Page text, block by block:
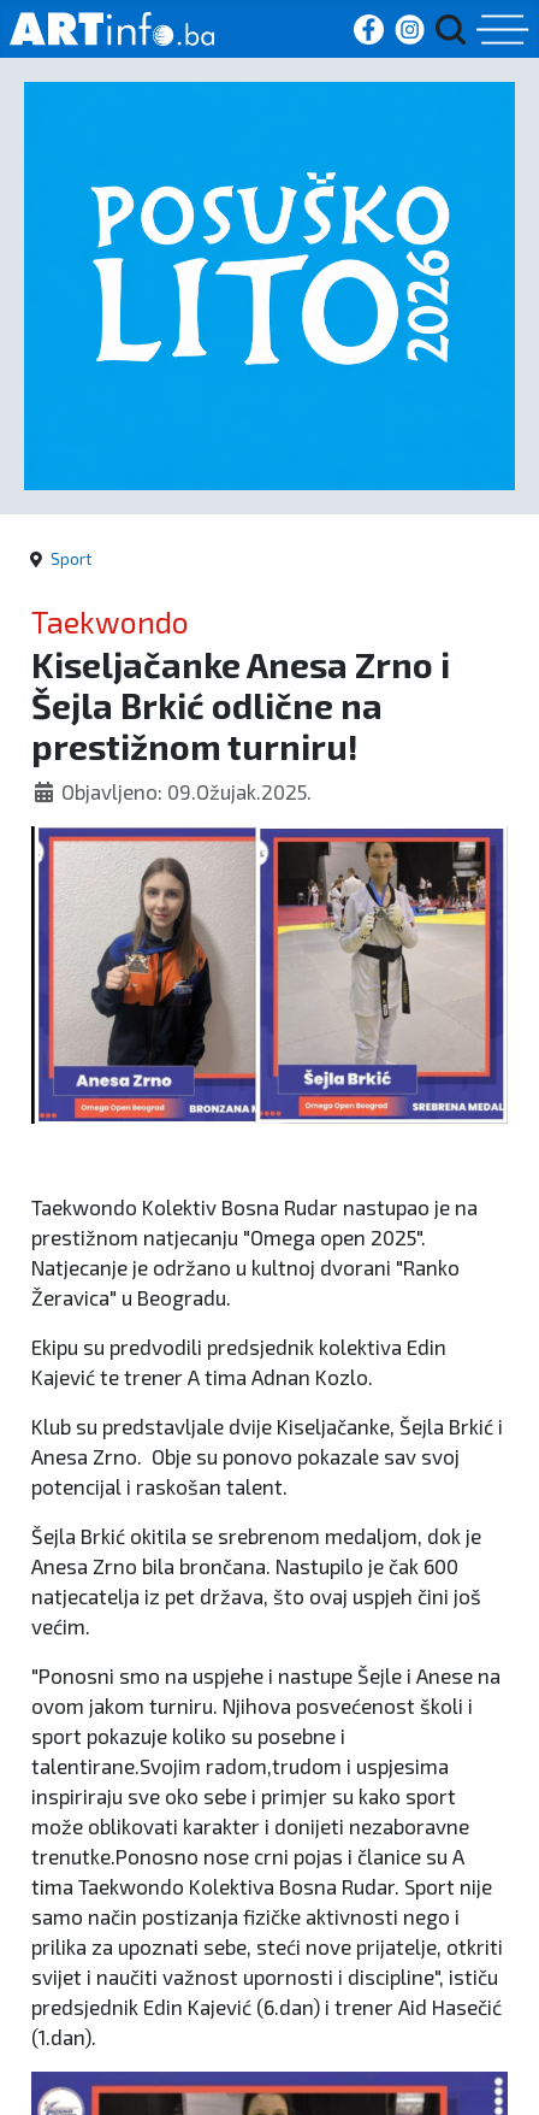
Sport
Kultura
Crna
Sport
Taekwondo
Kiseljačanke Anesa Zrno i
Šejla Brkić odlične na
prestižnom turniru!
Objavljeno: 09.Ožujak.2025.
Taekwondo Kolektiv Bosna Rudar nastupao je na
prestižnom natjecanju "Omega open 2025".
Natjecanje je održano u kultnoj dvorani "Ranko
Žeravica" u Beogradu.
Ekipu su predvodili predsjednik kolektiva Edin
Kajević te trener A tima Adnan Kozlo.
Klub su predstavljale dvije Kiseljačanke, Šejla Brkić i
Anesa Zrno. Obje su ponovo pokazale sav svoj
potencijal i raskošan talent.
Šejla Brkić okitila se srebrenom medaljom, dok je
Anesa Zrno bila brončana. Nastupilo je čak 600
natjecatelja iz pet država, što ovaj uspjeh čini još
većim.
"Ponosni smo na uspjehe i nastupe Šejle i Anese na
ovom jakom turniru. Njihova posvećenost školi i
sport pokazuje koliko su posebne i
talentirane.Svojim radom,trudom i uspjesima
inspiriraju sve oko sebe i primjer su kako sport
može oblikovati karakter i donijeti nezaboravne
trenutke.Ponosno nose crni pojas i članice su A
tima Taekwondo Kolektiva Bosna Rudar. Sport nije
samo način postizanja fizičke aktivnosti nego i
prilika za upoznati sebe, steći nove prijatelje, otkriti
svijet i naučiti važnost upornosti i discipline", ističu
predsjednik Edin Kajević (6.dan) i trener Aid Hasečić
(1.dan).